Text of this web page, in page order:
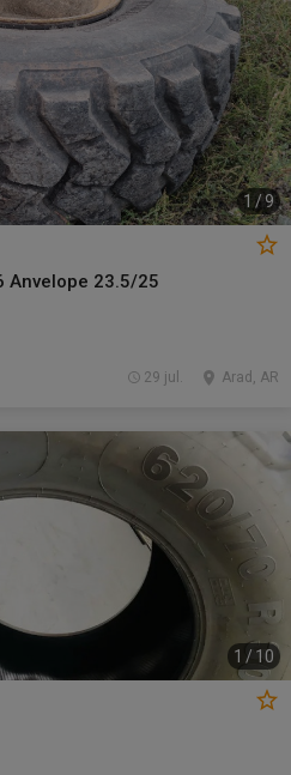
1 /9
Anvelope 23.5/25
Arad, AR
29 jul.
1 / 10